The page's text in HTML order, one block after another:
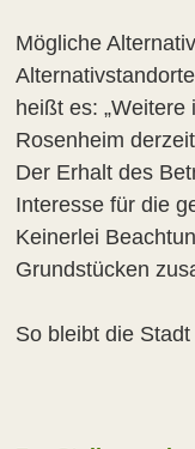
Mögliche
heißt es:
Rosenheim
Der Erhalt des
Interesse für die
Keinerlei
Grundstücken
So bleibt die